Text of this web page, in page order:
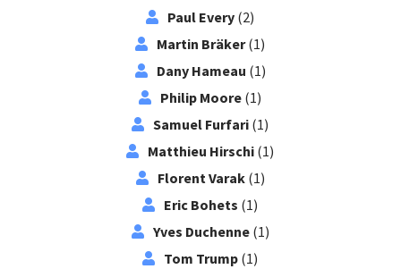
Paul Every (2)
Martin Bräker(1)
Dany Hameau (1)
Philip Moore (1)
Samuel Furfari (1)
Matthieu Hirschi (1)
Florent Varak(1)
Eric Bohets (1)
Yves Duchenne(1)
Tom Trump (1)